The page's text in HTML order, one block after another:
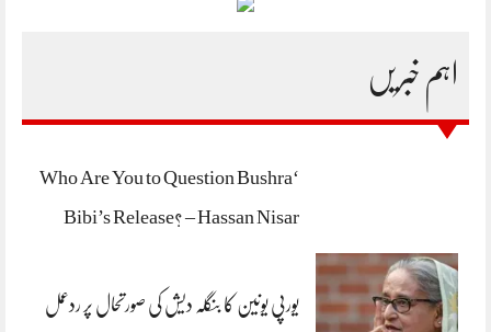
اہم خبریں
‘Who Are You to Question Bushra
Bibi’s Release? – Hassan Nisar
یورپی یونین کا بنگلہ دیش کی صورتحال پر ردعمل